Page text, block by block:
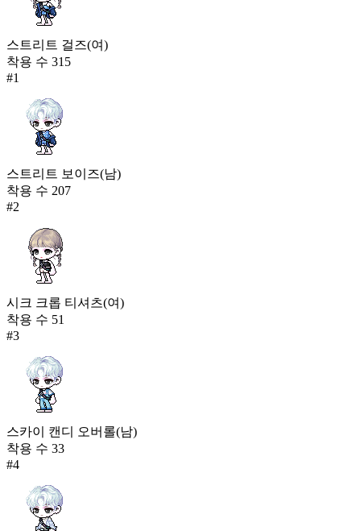
스트리트 걸즈(여)
착용 수 315
#1
스트리트 보이즈(남)
착용 수 207
#2
시크 크롭 티셔츠(여)
착용 수 51
#3
스카이 캔디 오버롤(남)
착용 수 33
#4